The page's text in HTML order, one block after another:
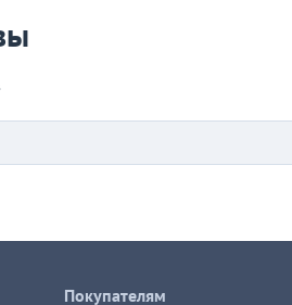
Покупателям